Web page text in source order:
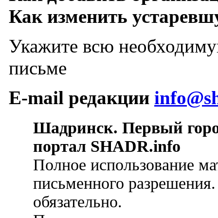
Как изменить
Укажите всю
письме
E-mail редакции
Шадринск. Первый
портал SHADR.info
Полное использование
письменного
обязательно.